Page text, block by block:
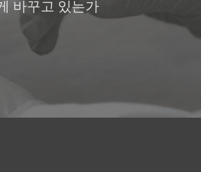
바꾸고 있는가